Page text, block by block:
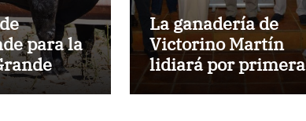
para la
La ganadería de
Victorino Martín
lidiará por primera